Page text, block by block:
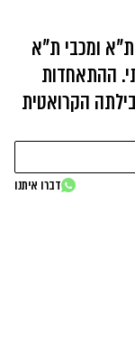
ומכבי ת"א
ההתאחדות
הקרואטית
דברו איתנו